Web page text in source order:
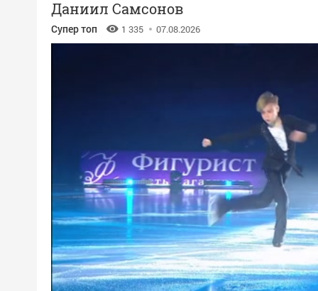
Даниил Самсонов
Супер топ 1 335 07.08.2026